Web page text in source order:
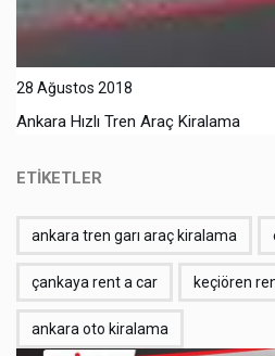
28 Ağustos 2018
Ankara Hızlı Tren Araç Kiralama
ETİKETLER
ankara tren garı araç kiralama
çankaya rent a car keçiören
ankara oto kiralama